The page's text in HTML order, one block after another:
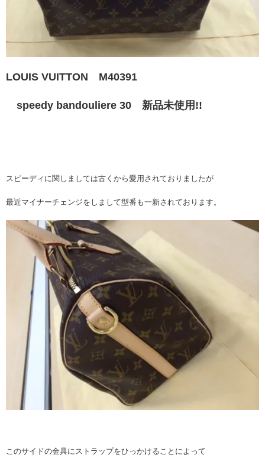
LOUIS VUITTON M40391
speedy bandouliere 30 新品未使用!!
スピーディに関しましては古くから愛用されておりましたが
最近マイナーチェンジをしまして型番も一新されております。
このサイドの金具にストラップをひっかけることによって